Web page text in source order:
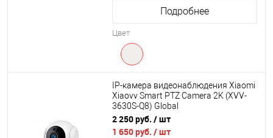
Подробнее
Цвет
IP-камера видеонаблюдения Xiaomi
Xiaovv Smart PTZ Camera 2K (XVV-
3630S-Q8) Global
2 250 руб. / шт
1 650 руб. / шт